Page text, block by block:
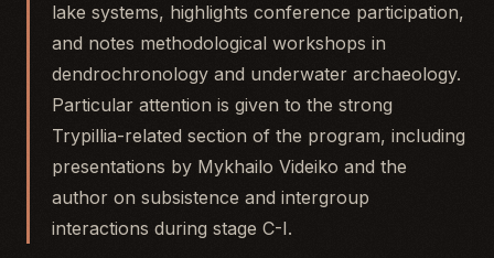
lake systems, highlights conference participation,
and notes methodological workshops in
dendrochronology and underwater archaeology.
Particular attention is given to the strong
Trypillia-related section of the program, including
presentations by Mykhailo Videiko and the
author on subsistence and intergroup
interactions during stage C-I.